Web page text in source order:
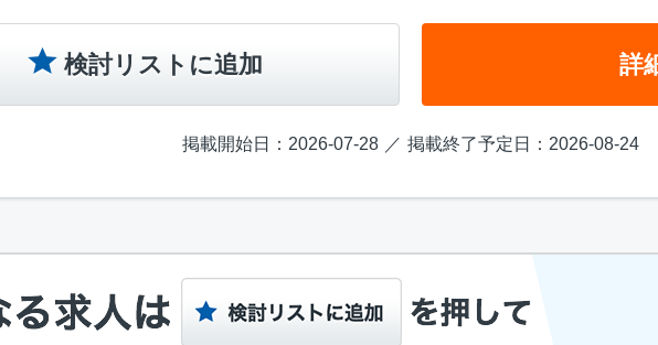
検討リストに追加 詳
掲載開始日：2026-07-28 掲載終了予定日：2026-08-24